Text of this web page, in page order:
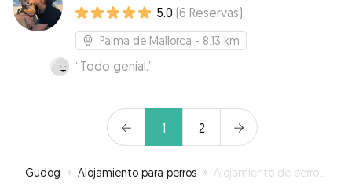
5.0 (6 Reservas)
Palma de Mallorca - 8.13 km
“Todo genial.”
1 2
Gudog » Alojamiento para perros » Alojamiento de perros en Marratxí